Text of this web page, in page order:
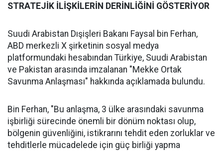
STRATEJİK İLİŞKİLERİN DERİNLİĞİNİ GÖSTERİYOR
Suudi Arabistan Dışişleri Bakanı Faysal bin Ferhan,
ABD merkezli X şirketinin sosyal medya
platformundaki hesabından Türkiye, Suudi Arabistan
ve Pakistan arasında imzalanan "Mekke Ortak
Savunma Anlaşması" hakkında açıklamada bulundu.
Bin Ferhan, "Bu anlaşma, 3 ülke arasındaki savunma
işbirliği sürecinde önemli bir dönüm noktası olup,
bölgenin güvenliğini, istikrarını tehdit eden zorluklar ve
tehditlerle mücadelede için güç birliği yapma